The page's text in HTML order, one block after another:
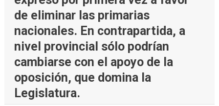
de eliminar las primarias
nacionales. En contrapartida, a
nivel provincial sólo podrían
cambiarse con el apoyo de la
oposición, que domina la
Legislatura.